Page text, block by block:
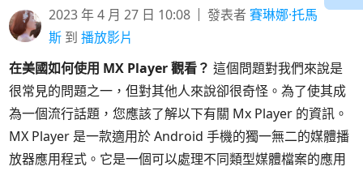
2023 年 4 月 27 日 10:08 發表者賽琳娜·托馬
斯 到播放影片
在美國如何使用 MX Player 觀看？ 這個問題對我們來說是
很常見的問題之一，但對其他人來說卻很奇怪。為了使其成
為一個流行話題，您應該了解以下有關 Mx Player 的資訊。
MX Player 是一款適用於 Android 手機的獨一無二的媒體播
放器應用程式。它是一個可以處理不同類型媒體檔案的應用